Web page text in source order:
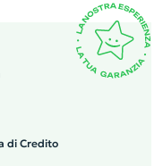
di Credito